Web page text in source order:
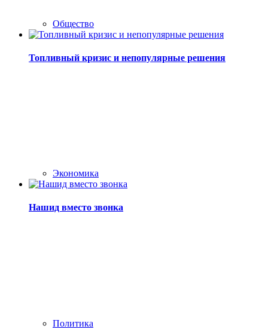
Общество
Топливный кризис и непопулярные решения
Экономика
Нашид вместо звонка
Политика